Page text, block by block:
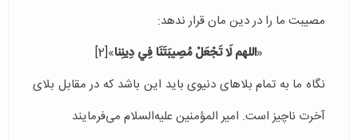
مصیبت ما را در دین مان قرار ندهد:
«اللهم لَا تَجْعَلْ مُصِيبَتَنَا فِي دِينِنا»
[2]
نگاه ما به تمام بلاهای دنیوی باید این باشد که در مقابل بلای
آخرت ناچیز است. امیر المؤمنین علیه‌السلام می‌فرمایند